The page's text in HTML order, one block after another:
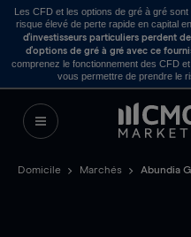
Les CFD et les options de gré à gré
risque élevé de perte rapide en capital
d’investisseurs particuliers perdent
d’options de gré à gré avec ce
comprenez le fonctionnement des CFD
vous permettre de prendre le
Domicile Marchés Abundia